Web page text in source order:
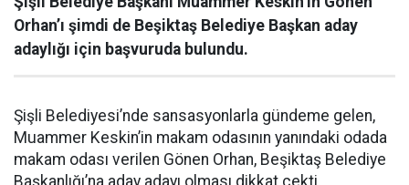
Orhan’ı şimdi de Beşiktaş Belediye Başkan aday
adaylığı için başvuruda bulundu.
Şişli Belediyesi’nde sansasyonlarla gündeme gelen,
Muammer Keskin’in makam odasının yanındaki odada
makam odası verilen Gönen Orhan, Beşiktaş Belediye
Başkanlığı’na aday adayı olması dikkat çekti.